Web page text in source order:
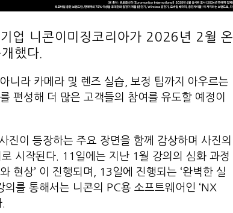
업 니콘이미징코리아가 2026년 2월 온
했다.
니라 카메라 및 렌즈 실습, 보정 팁까지 아우르는
편성해 더 많은 고객들의 참여를 유도할 예정이
진이 등장하는 주요 장면을 함께 감상하며 사진의
시작된다. 11일에는 지난 1월 강의의 심화 과정
현상’ 이 진행되며, 13일에 진행되는 ‘완벽한 실
를 통해서는 니콘의 PC용 소프트웨어인 ‘NX